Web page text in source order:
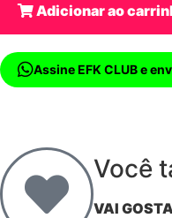
Adicionar ao
Assine EFK CLUB e
Você
VAI